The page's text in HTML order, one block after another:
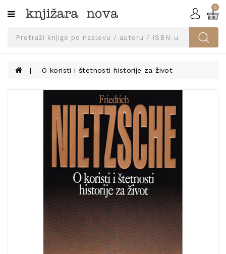
Kategorije
SVEUČILIŠNA
UDŽBENICI
KNJIGE
POSEBNA
0
O koristi i štetnosti historije za život